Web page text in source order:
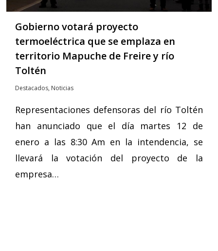
Gobierno votará proyecto
termoeléctrica que se emplaza en
territorio Mapuche de Freire y río
Toltén
Destacados, Noticias
Representaciones defensoras del río Toltén
han anunciado que el día martes 12 de
enero a las 8:30 Am en la intendencia, se
llevará la votación del proyecto de la
empresa…